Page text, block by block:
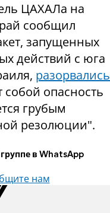
ЦАХАЛа на
сообщил
запущенных
действий с юга
разорвались
собой опасность
грубым
резолюции".
в WhatsApp
нам